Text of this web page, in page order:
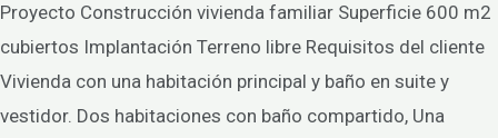
Proyecto Construcción vivienda familiar Superficie 600 m2
cubiertos Implantación Terreno libre Requisitos del cliente
Vivienda con una habitación principal y baño en suite y
vestidor. Dos habitaciones con baño compartido, Una